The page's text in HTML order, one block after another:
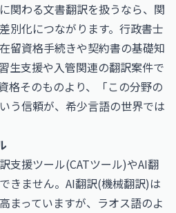
関わる文書翻訳を扱うなら、関
別化につながります。 行政書士
留資格手続きや契約書の基礎知
生支援や入管関連の翻訳案件で
格そのものより、「この分野の
う信頼が、希少言語の世界では
支援ツール(CATツール)やAI翻
きません。AI翻訳(機械翻訳)は
まっていますが、ラオス語のよ